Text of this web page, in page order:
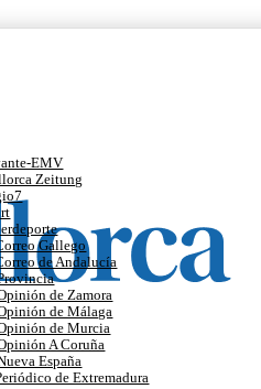
EMV
Zeitung
Gallego
de Andalucía
de Zamora
de Málaga
de Murcia
A Coruña
España
de Extremadura